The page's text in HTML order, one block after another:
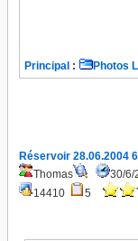
Principal : Photos
Réservoir 28.06.2004
Thomas
30/6/
14410
5